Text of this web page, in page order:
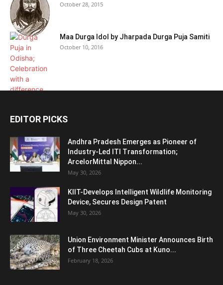
October 28, 2015
Maa Durga Idol by Jharpada Durga Puja Samiti
October 10, 2016
EDITOR PICKS
Andhra Pradesh Emerges as Pioneer of
Industry-Led ITI Transformation;
ArcelorMittal Nippon...
May 30, 2026
KIIT-Develops Intelligent Wildlife Monitoring
Device, Secures Design Patent
May 30, 2026
Union Environment Minister Announces Birth
of Three Cheetah Cubs at Kuno...
February 18, 2026